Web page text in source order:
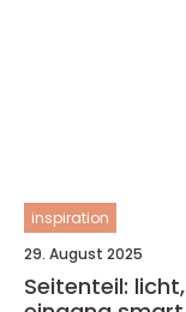
inspiration
29. August 2025
Seitenteil: